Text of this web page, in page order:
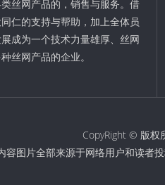
丝网产品的，销售与服务。借
仁的支持与帮助，加上全体员
成为一个技术力量雄厚、丝网
丝网产品的企业。
CopyRight © 版权
容图片全部来源于网络用户和读者